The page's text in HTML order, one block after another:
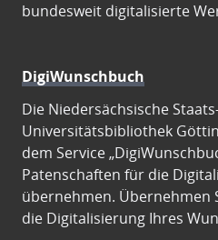
bundesweit digitalisierte
DigiWunschbuch
Die Niedersächsische
Universitätsbibliothek
dem Service
Patenschaften für die
übernehmen. Übernehmen
die Digitalisierung Ihres